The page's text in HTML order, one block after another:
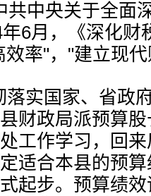
共中央关于全面
6月，《深化财
率"，"建立现
落实国家、省政
财政局派预算
工作学习，回
适合本县的预
起步。预算绩